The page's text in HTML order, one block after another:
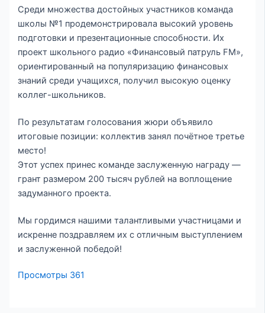
Среди множества достойных участников команда
школы №1 продемонстрировала высокий уровень
подготовки и презентационные способности. Их
проект школьного радио «Финансовый патруль FM»,
ориентированный на популяризацию финансовых
знаний среди учащихся, получил высокую оценку
коллег-школьников.
По результатам голосования жюри объявило
итоговые позиции: коллектив занял почётное третье
место!
Этот успех принес команде заслуженную награду —
грант размером 200 тысяч рублей на воплощение
задуманного проекта.
Мы гордимся нашими талантливыми участницами и
искренне поздравляем их с отличным выступлением
и заслуженной победой!
Просмотры 361